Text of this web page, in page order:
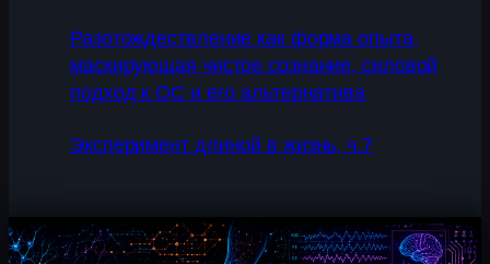
Разотождествление как форма опыта,
маскирующая чистое сознание, силовой
подход к ОС и его альтернатива
Эксперимент длиной в жизнь, ч.7